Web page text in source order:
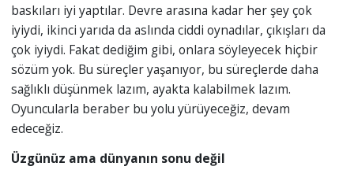
baskıları iyi yaptılar. Devre arasına kadar her şey çok
iyiydi, ikinci yarıda da aslında ciddi oynadılar, çıkışları da
çok iyiydi. Fakat dediğim gibi, onlara söyleyecek hiçbir
sözüm yok. Bu süreçler yaşanıyor, bu süreçlerde daha
sağlıklı düşünmek lazım, ayakta kalabilmek lazım.
Oyuncularla beraber bu yolu yürüyeceğiz, devam
edeceğiz.
Üzgünüz ama dünyanın sonu değil